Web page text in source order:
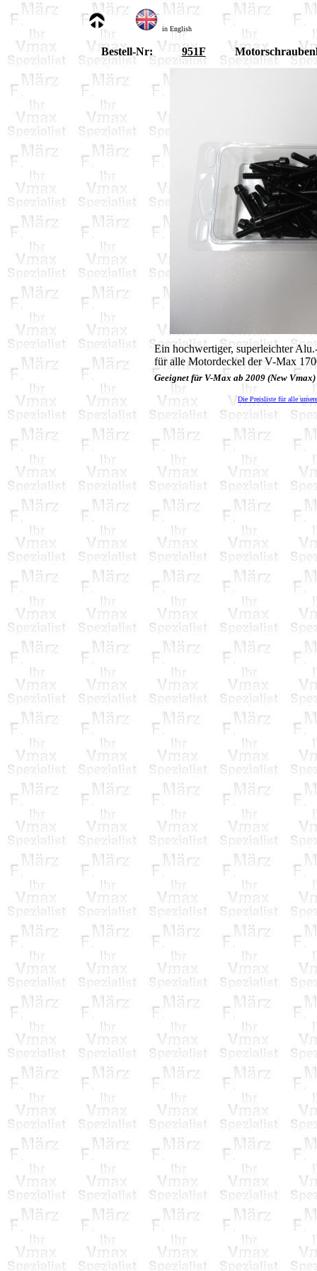
in English
Bestell-Nr: 951F
Ein hochwertiger, superleichter
für alle Motordeckel der V-Max
Geeignet für V-Max ab 2009 (New Vmax)
Die Preisliste für alle